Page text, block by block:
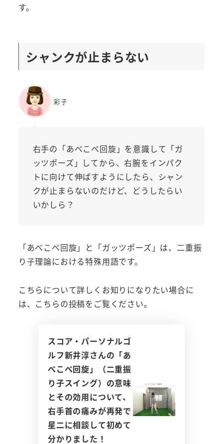
す。
シャンクが止まらない
彩子
右手の「あべこべ回旋」を意識して「ガ
ッツポーズ」してから、右腕をインパク
トに向けて伸ばすようにしたら、シャン
クが止まらないのだけど、どうしたらい
いかしら？
「あべこべ回旋」と「ガッツポーズ」は、二重振
り子理論における特殊用語です。
こちらについて詳しくお知りになりたい場合に
は、こちらの投稿をご覧ください。
スコア・パーソナルゴ
ルフ新井淳さんの「あ
べこべ回旋」（二重振
り子スイング）の意味
とその効用について、
右手首の痛みが再発で
星二に相談して初めて
分かりました！